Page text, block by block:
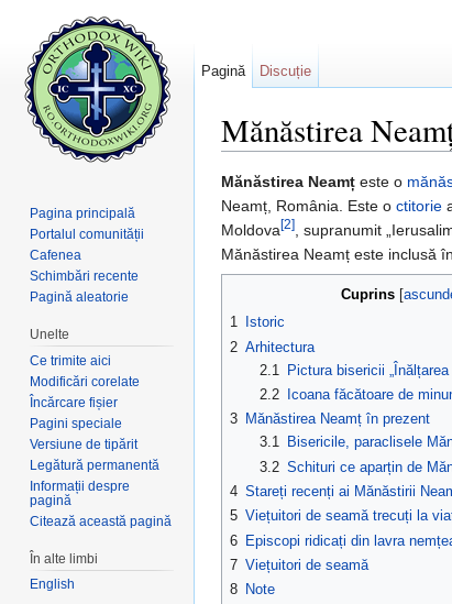
Mănăstirea
Mănăstirea Neamț este o
Neamț, România. Este o ctitorie
Moldova[2], supranumit
Mănăstirea Neamț este inclusă în
Cuprins
1
Istoric
2 Arhitectura
2.1
Pictura bisericii „Înălțarea
2.2
Icoana făcătoare de
3 Mănăstirea Neamț în prezent
3.1
Bisericile, paraclisele
3.2 Schituri ce aparțin de
4 Stareți recenți ai Mănăstirii
5 Viețuitori de seamă trecuți la
6 Episcopi ridicați din lavra
7 Viețuitori de seamă
8 Note
Pagină Discuție
Pagina principală
Portalul comunității
Cafenea
Schimbări recente
Pagină aleatorie
Unelte
Ce trimite aici
Modificări corelate
Încărcare fișier
Pagini speciale
Versiune de tipărit
Legătură permanentă
Informații despre
pagină
Citează această pagină
În alte limbi
English